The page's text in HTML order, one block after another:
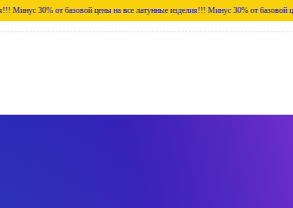
от базовой цены на все латунные изделия!!! Минус 30% от базовой цены на все